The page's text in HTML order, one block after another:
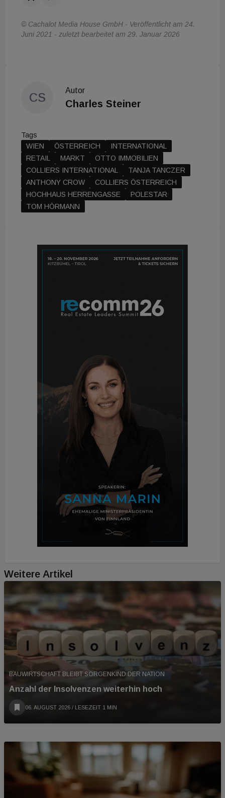
© Cachalot Media House GmbH - Veröffentlicht am 24.
Juni 2021 - zuletzt bearbeitet am 29. Januar 2026
CS
Autor
Charles Steiner
Tags
WIEN
ÖSTERREICH
INTERNATIONAL
RETAIL
MARKT
OTTO IMMOBILIEN
COLLIERS INTERNATIONAL
TANJA TANCZER
ANTHONY CROW
COLLIERS ÖSTERREICH
HOCHHAUS HERRENGASSE
POLESTAR
TOM HÖRMANN
Weitere Artikel
BAUWIRTSCHAFT BLEIBT SORGENKIND DER NATION
Anzahl der Insolvenzen weiterhin hoch
06. AUGUST 2026 / LESEZEIT 1 MIN